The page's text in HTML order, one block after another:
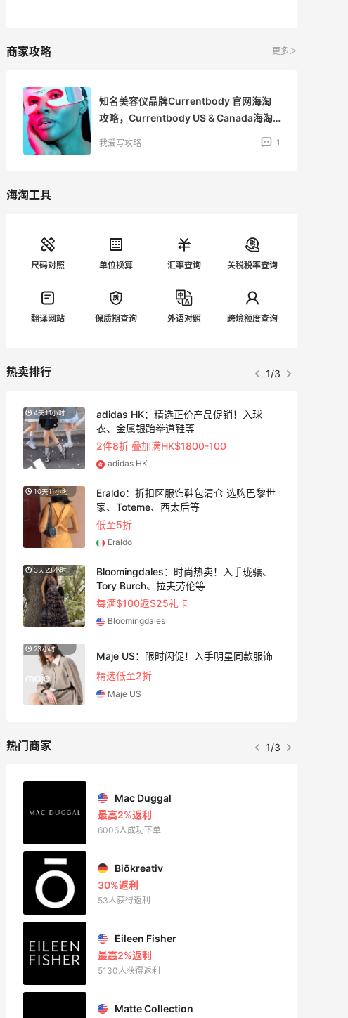
商家攻略 更多＞
知名美容仪品牌Currentbody 官网海淘
攻略，Currentbody US & Canada海淘
我爱写攻略 1
海淘工具
尺码对照 单位换算 汇率查询 关税税率查询
翻译网站 保质期查询 外语对照 跨境额度查询
热卖排行 2/3
23小时
Sandro us：限时闪促！法式美衣精选
低至2折 千鸟格连衣裙$95
5天11小时
LN-CC：限时大促！入手 Ganni、Acne、
西太后等
低至4折+额外8折
LN-CC
4天11小时
iHerb ：88全球好物节！选购日常保健、
健身补剂、护肤洗护等
无门槛7.5折
iHerb
8天11小时
Antonioli：时尚上新热卖 关注 ACNE
STUDIOS、GUCCI 等
新客首单享8折
Antonioli
热门商家 2/3
ERGO Baby
4%返利
62人获得返利
Belly Bandit
4%返利
42人获得返利
TIMEBEAM (US)
最高10%返利
282人获得返利
RFM Denim